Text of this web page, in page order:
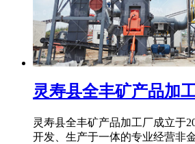
灵寿县全丰矿产品加
灵寿县全丰矿产品加工厂成立于
开发、生产于一体的专业经营非